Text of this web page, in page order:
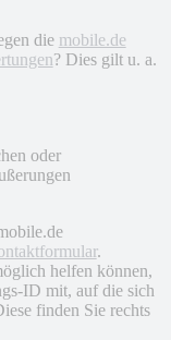
die mobile.de
? Dies gilt u. a.
oder
.
helfen können,
ID mit, auf die sich
finden Sie rechts